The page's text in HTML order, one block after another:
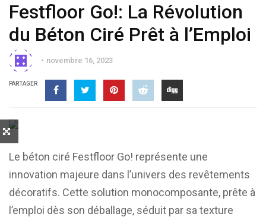
Festfloor Go!: La Révolution
du Béton Ciré Prêt à l’Emploi
novembre 16, 2023
PARTAGER
Le béton ciré Festfloor Go! représente une
innovation majeure dans l’univers des revêtements
décoratifs. Cette solution monocomposante, prête à
l’emploi dès son déballage, séduit par sa texture